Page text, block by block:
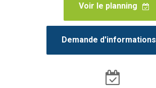
Voir le planning
Demande d'informations